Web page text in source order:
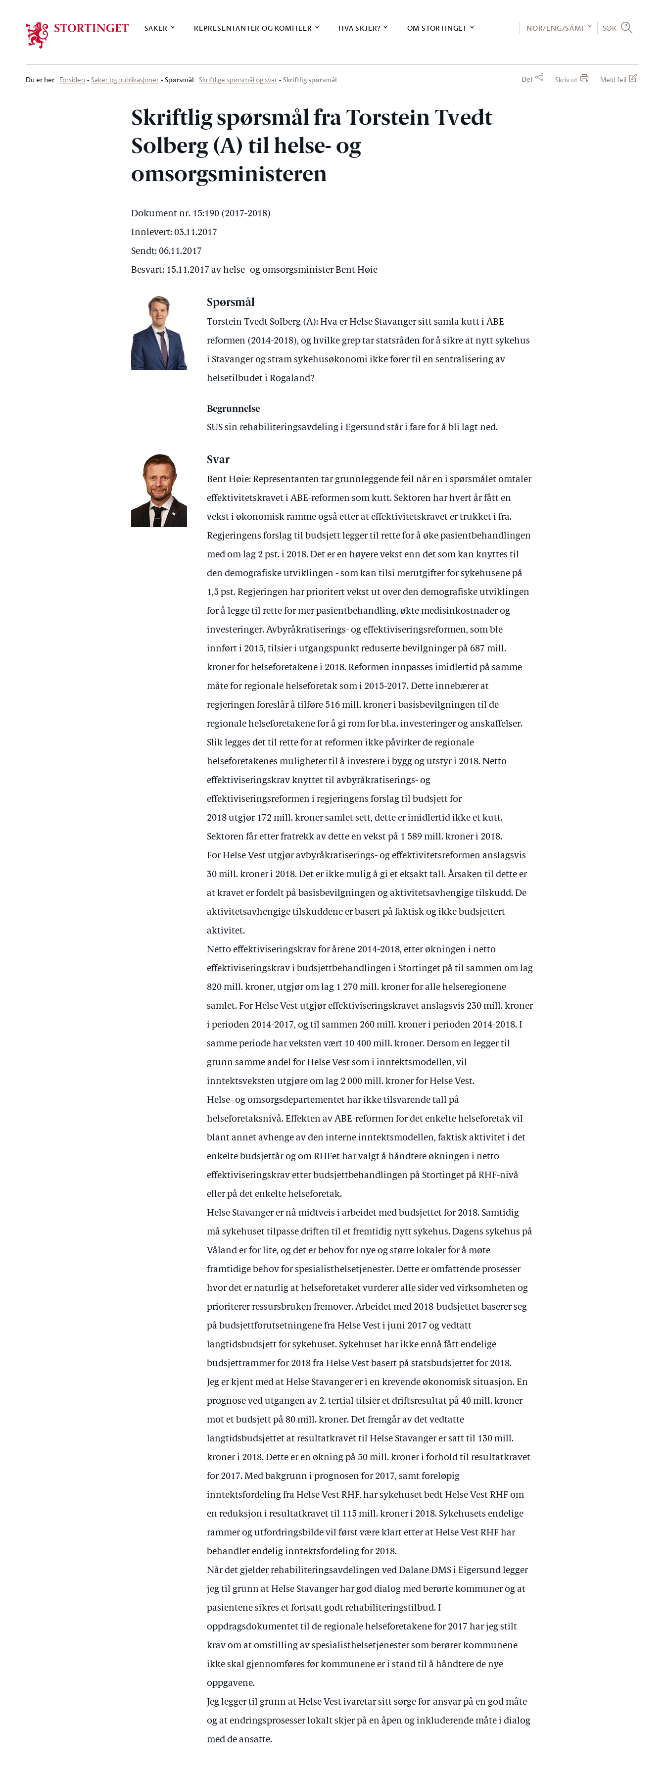
SAKER REPRESENTANTER OG KOMITEER HVA SKJER? OM STORTINGET NOR/ENG/SÁMI SØK
Du er her: Forsiden Saker og publikasjoner Spørsmål: Skriftlige spørsmål og svar Skriftlig spørsmål Del Skriv ut Meld feil
Skriftlig spørsmål fra Torstein Tvedt
Solberg (A) til helse- og
omsorgsministeren
Dokument nr. 15:190 (2017-2018)
Innlevert: 03.11.2017
Sendt: 06.11.2017
Besvart: 15.11.2017 av helse- og omsorgsminister Bent Høie
Spørsmål
Torstein Tvedt Solberg (A): Hva er Helse Stavanger sitt samla kutt i ABE-
reformen (2014-2018), og hvilke grep tar statsråden for å sikre at nytt sykehus
i Stavanger og stram sykehusøkonomi ikke fører til en sentralisering av
helsetilbudet i Rogaland?
Begrunnelse
SUS sin rehabiliteringsavdeling i Egersund står i fare for å bli lagt ned.
Svar
Bent Høie: Representanten tar grunnleggende feil når en i spørsmålet omtaler
effektivitetskravet i ABE-reformen som kutt. Sektoren har hvert år fått en
vekst i økonomisk ramme også etter at effektivitetskravet er trukket i fra.
Regjeringens forslag til budsjett legger til rette for å øke pasientbehandlingen
med om lag 2 pst. i 2018. Det er en høyere vekst enn det som kan knyttes til
den demografiske utviklingen - som kan tilsi merutgifter for sykehusene på
1,5 pst. Regjeringen har prioritert vekst ut over den demografiske utviklingen
for å legge til rette for mer pasientbehandling, økte medisinkostnader og
investeringer. Avbyråkratiserings- og effektiviseringsreformen, som ble
innført i 2015, tilsier i utgangspunkt reduserte bevilgninger på 687 mill.
kroner for helseforetakene i 2018. Reformen innpasses imidlertid på samme
måte for regionale helseforetak som i 2015-2017. Dette innebærer at
regjeringen foreslår å tilføre 516 mill. kroner i basisbevilgningen til de
regionale helseforetakene for å gi rom for bl.a. investeringer og anskaffelser.
Slik legges det til rette for at reformen ikke påvirker de regionale
helseforetakenes muligheter til å investere i bygg og utstyr i 2018. Netto
effektiviseringskrav knyttet til avbyråkratiserings- og
effektiviseringsreformen i regjeringens forslag til budsjett for
2018 utgjør 172 mill. kroner samlet sett, dette er imidlertid ikke et kutt.
Sektoren får etter fratrekk av dette en vekst på 1 589 mill. kroner i 2018.
For Helse Vest utgjør avbyråkratiserings- og effektivitetsreformen anslagsvis
30 mill. kroner i 2018. Det er ikke mulig å gi et eksakt tall. Årsaken til dette er
at kravet er fordelt på basisbevilgningen og aktivitetsavhengige tilskudd. De
aktivitetsavhengige tilskuddene er basert på faktisk og ikke budsjettert
aktivitet.
Netto effektiviseringskrav for årene 2014-2018, etter økningen i netto
effektiviseringskrav i budsjettbehandlingen i Stortinget på til sammen om lag
820 mill. kroner, utgjør om lag 1 270 mill. kroner for alle helseregionene
samlet. For Helse Vest utgjør effektiviseringskravet anslagsvis 230 mill. kroner
i perioden 2014-2017, og til sammen 260 mill. kroner i perioden 2014-2018. I
samme periode har veksten vært 10 400 mill. kroner. Dersom en legger til
grunn samme andel for Helse Vest som i inntektsmodellen, vil
inntektsveksten utgjøre om lag 2 000 mill. kroner for Helse Vest.
Helse- og omsorgsdepartementet har ikke tilsvarende tall på
helseforetaksnivå. Effekten av ABE-reformen for det enkelte helseforetak vil
blant annet avhenge av den interne inntektsmodellen, faktisk aktivitet i det
enkelte budsjettår og om RHFet har valgt å håndtere økningen i netto
effektiviseringskrav etter budsjettbehandlingen på Stortinget på RHF-nivå
eller på det enkelte helseforetak.
Helse Stavanger er nå midtveis i arbeidet med budsjettet for 2018. Samtidig
må sykehuset tilpasse driften til et fremtidig nytt sykehus. Dagens sykehus på
Våland er for lite, og det er behov for nye og større lokaler for å møte
framtidige behov for spesialisthelsetjenester. Dette er omfattende prosesser
hvor det er naturlig at helseforetaket vurderer alle sider ved virksomheten og
prioriterer ressursbruken fremover. Arbeidet med 2018-budsjettet baserer seg
på budsjettforutsetningene fra Helse Vest i juni 2017 og vedtatt
langtidsbudsjett for sykehuset. Sykehuset har ikke ennå fått endelige
budsjettrammer for 2018 fra Helse Vest basert på statsbudsjettet for 2018.
Jeg er kjent med at Helse Stavanger er i en krevende økonomisk situasjon. En
prognose ved utgangen av 2. tertial tilsier et driftsresultat på 40 mill. kroner
mot et budsjett på 80 mill. kroner. Det fremgår av det vedtatte
langtidsbudsjettet at resultatkravet til Helse Stavanger er satt til 130 mill.
kroner i 2018. Dette er en økning på 50 mill. kroner i forhold til resultatkravet
for 2017. Med bakgrunn i prognosen for 2017, samt foreløpig
inntektsfordeling fra Helse Vest RHF, har sykehuset bedt Helse Vest RHF om
en reduksjon i resultatkravet til 115 mill. kroner i 2018. Sykehusets endelige
rammer og utfordringsbilde vil først være klart etter at Helse Vest RHF har
behandlet endelig inntektsfordeling for 2018.
Når det gjelder rehabiliteringsavdelingen ved Dalane DMS i Eigersund legger
jeg til grunn at Helse Stavanger har god dialog med berørte kommuner og at
pasientene sikres et fortsatt godt rehabiliteringstilbud. I
oppdragsdokumentet til de regionale helseforetakene for 2017 har jeg stilt
krav om at omstilling av spesialisthelsetjenester som berører kommunene
ikke skal gjennomføres før kommunene er i stand til å håndtere de nye
oppgavene.
Jeg legger til grunn at Helse Vest ivaretar sitt sørge for-ansvar på en god måte
og at endringsprosesser lokalt skjer på en åpen og inkluderende måte i dialog
med de ansatte.